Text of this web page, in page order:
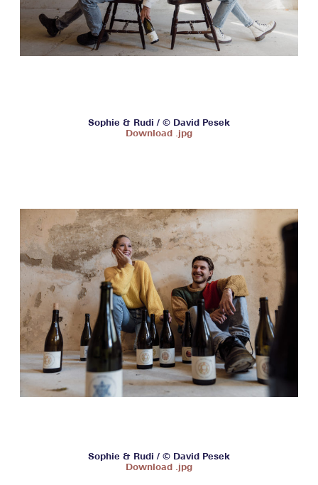
Sophie & Rudi / © David Pesek
Download .jpg
Sophie & Rudi / © David Pesek
Download .jpg